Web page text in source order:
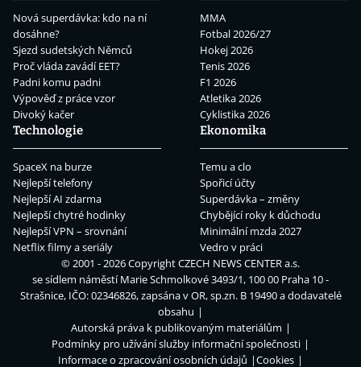
Nová superdávka: kdo na ní
dosáhne?
Sjezd sudetských Němců
Proč vláda zavádí EET?
Padni komu padni
Výpověď z práce vzor
Divoký kačer
MMA
Fotbal 2026/27
Hokej 2026
Tenis 2026
F1 2026
Atletika 2026
Cyklistika 2026
Technologie
SpaceX na burze
Nejlepší telefony
Nejlepší AI zdarma
Nejlepší chytré hodinky
Nejlepší VPN – srovnání
Netflix filmy a seriály
Ekonomika
Temu a clo
Spořicí účty
Superdávka – změny
Chybějící roky k důchodu
Minimální mzda 2027
Vedro v práci
© 2001 - 2026 CopyrightCZECH NEWS CENTER a.s.
se sídlem náměstí Marie Schmolkové 3493/1, 100 00 Praha 10 -
Strašnice, IČO: 02346826, zapsána v OR, sp.zn. B 19490 a dodavatelé
obsahu
Autorská práva k publikovaným materiálům
Podmínky pro užívání služby informační společnosti
Informace o zpracování osobních údajů
Cookies